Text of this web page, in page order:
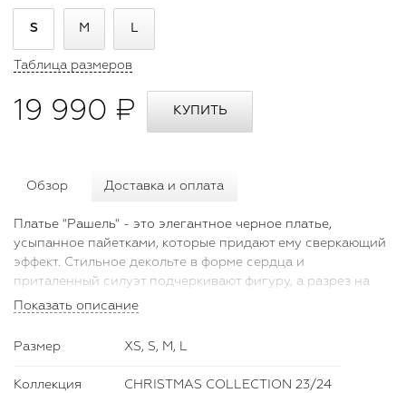
S M L
Таблица размеров
19 990 ₽
Обзор Доставка и оплата
Платье "Рашель" - это элегантное черное платье,
усыпанное пайетками, которые придают ему сверкающий
эффект. Стильное декольте в форме сердца и
приталенный силуэт подчеркивают фигуру, а разрез на
подоле добавляет нотку смелости. К платью прилагается
мероприятий, где требуется выразительный и изысканный
Показать описание
Размер XS, S, M, L
Коллекция CHRISTMAS COLLECTION 23/24